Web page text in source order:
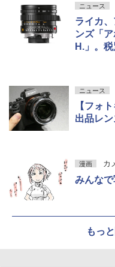
ニュース
ライカ
ンズ「
H.」。
ニュース
【フォ
出品レ
漫画 カ
みんな
もっ